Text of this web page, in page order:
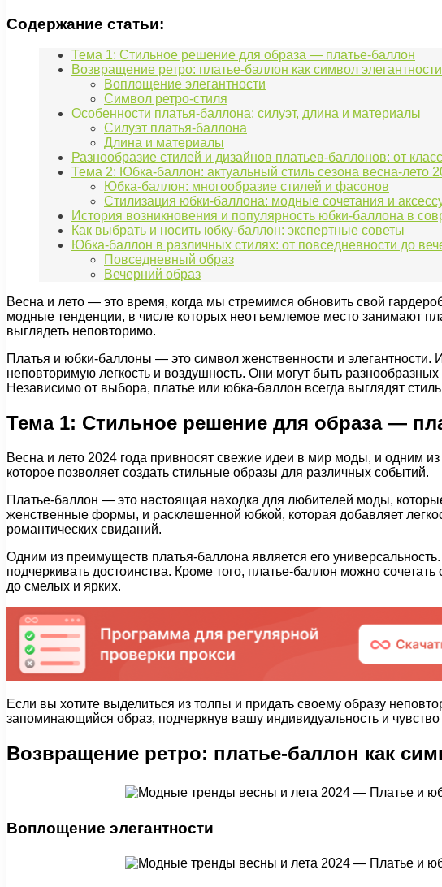
Содержание статьи:
Тема 1: Стильное решение для образа — платье-баллон
Возвращение ретро: платье-баллон как символ
Воплощение элегантности
Символ ретро-стиля
Особенности платья-баллона: силуэт, длина и материалы
Силуэт платья-баллона
Длина и материалы
Разнообразие стилей и дизайнов платьев-баллонов: от
Тема 2: Юбка-баллон: актуальный стиль сезона весна-лето
Юбка-баллон: многообразие стилей и фасонов
Стилизация юбки-баллона: модные сочетания и
История возникновения и популярность юбки-баллона в
Как выбрать и носить юбку-баллон: экспертные советы
Юбка-баллон в различных стилях: от повседневности до
Повседневный образ
Вечерний образ
Весна и лето — это время, когда мы стремимся обновить свой
модные тенденции, в числе которых неотъемлемое место занимают
выглядеть неповторимо.
Платья и юбки-баллоны — это символ женственности и элегантности.
неповторимую легкость и воздушность. Они могут быть
Независимо от выбора, платье или юбка-баллон всегда выглядят
Тема 1: Стильное решение для образа —
Весна и лето 2024 года привносят свежие идеи в мир моды, и одним из
которое позволяет создать стильные образы для различных событий.
Платье-баллон — это настоящая находка для любителей моды,
женственные формы, и расклешенной юбкой, которая добавляет
романтических свиданий.
Одним из преимуществ платья-баллона является его
подчеркивать достоинства. Кроме того, платье-баллон можно
до смелых и ярких.
Если вы хотите выделиться из толпы и придать своему образу
запоминающийся образ, подчеркнув вашу индивидуальность и чувство
Возвращение ретро: платье-баллон как
Воплощение элегантности